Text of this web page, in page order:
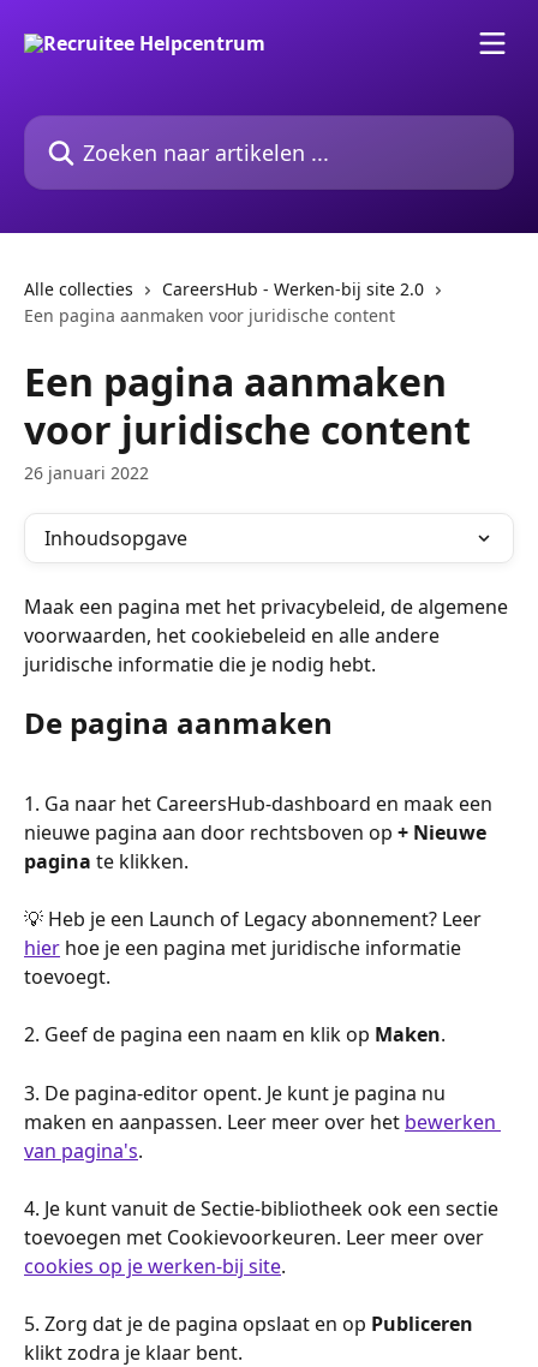
Zoeken naar artikelen ...
Alle collecties
CareersHub - Werken-bij site 2.0
Een pagina aanmaken voor juridische content
Een pagina aanmaken
voor juridische content
26 januari 2022
Inhoudsopgave
Maak een pagina met het privacybeleid, de algemene
voorwaarden, het cookiebeleid en alle andere
juridische informatie die je nodig hebt.
De pagina aanmaken
1. Ga naar het CareersHub-dashboard en maak een
nieuwe pagina aan door rechtsboven op + Nieuwe
pagina te klikken.
💡 Heb je een Launch of Legacy abonnement? Leer
hier hoe je een pagina met juridische informatie
toevoegt.
2. Geef de pagina een naam en klik op Maken.
3. De pagina-editor opent. Je kunt je pagina nu
maken en aanpassen. Leer meer over het bewerken
van pagina's.
4. Je kunt vanuit de Sectie-bibliotheek ook een sectie
toevoegen met Cookievoorkeuren. Leer meer over
cookies op je werken-bij site.
5. Zorg dat je de pagina opslaat en op Publiceren
klikt zodra je klaar bent.